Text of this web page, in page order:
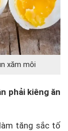
xăm môi
phải kiêng ăn
tăng sắc tố